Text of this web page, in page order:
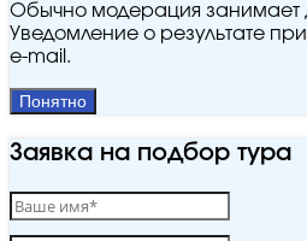
Обычно модерация занимает
Уведомление о результате
e‑mail.
Понятно
Заявка на подбор тура